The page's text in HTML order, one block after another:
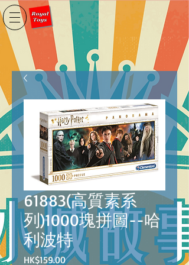
61883(高質素系
列)1000塊拼圖--哈
利波特
HK$159.00價